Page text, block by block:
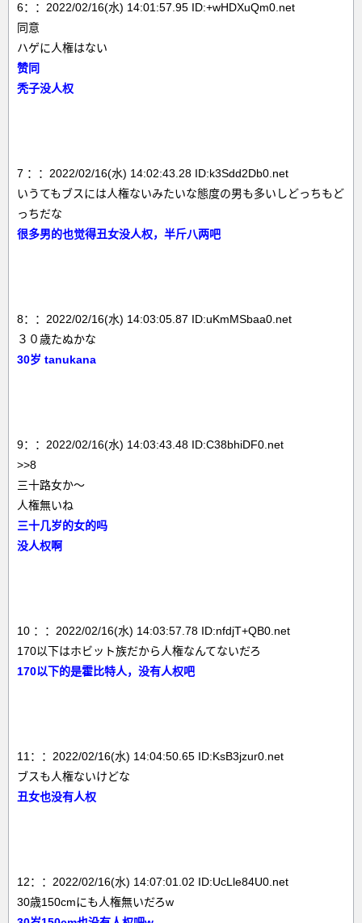
6：：2022/02/16(水) 14:01:57.95 ID:+wHDXuQm0.net
同意
ハゲに人権はない
赞同
秃子没人权
7 ：：2022/02/16(水) 14:02:43.28 ID:k3Sdd2Db0.net
いうてもブスには人権ないみたいな態度の男も多いしどっちもど
っちだな
很多男的也觉得丑女没人权，半斤八两吧
8：：2022/02/16(水) 14:03:05.87 ID:uKmMSbaa0.net
３０歳たぬかな
30岁 tanukana
9：：2022/02/16(水) 14:03:43.48 ID:C38bhiDF0.net
>>8
三十路女か～
人権無いね
三十几岁的女的吗
没人权啊
10 ：：2022/02/16(水) 14:03:57.78 ID:nfdjT+QB0.net
170以下はホビット族だから人権なんてないだろ
170以下的是霍比特人，没有人权吧
11：：2022/02/16(水) 14:04:50.65 ID:KsB3jzur0.net
ブスも人権ないけどな
丑女也没有人权
12：：2022/02/16(水) 14:07:01.02 ID:UcLle84U0.net
30歳150cmにも人権無いだろw